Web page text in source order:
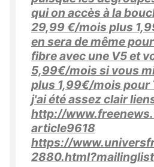
qui on accès à la
29,99 €/mois plus
en sera de même
fibre avec une V5 et
5,99€/mois si vous
plus 1,99€/mois
j'ai été assez clair
http://
article9618
https://